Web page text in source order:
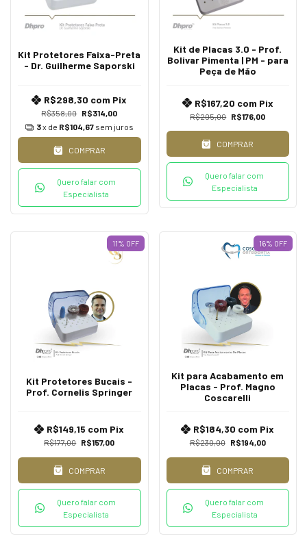
Kit Protetores Faixa-Preta
- Dr. Guilherme Saporski
R$358,00 R$314,00
R$298,30 com Pix
3x de R$104,67 sem juros
COMPRAR
Quero falar com
Especialista
Kit de Placas 3.0 - Prof.
Bolivar Pimenta | PM - para
Peça de Mão
R$205,00 R$176,00
R$167,20 com Pix
COMPRAR
Quero falar com
Especialista
11% OFF
Kit Protetores Bucais -
Prof. Cornelis Springer
R$177,00 R$157,00
R$149,15 com Pix
COMPRAR
Quero falar com
Especialista
16% OFF
Kit para Acabamento em
Placas - Prof. Magno
Coscarelli
R$230,00 R$194,00
R$184,30 com Pix
COMPRAR
Quero falar com
Especialista